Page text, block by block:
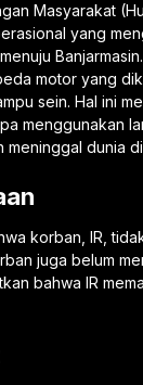
Masyarakat
yang
motor yang
sein. Hal ini
menggunakan
dunia
korban, IR,
juga belum
bahwa IR